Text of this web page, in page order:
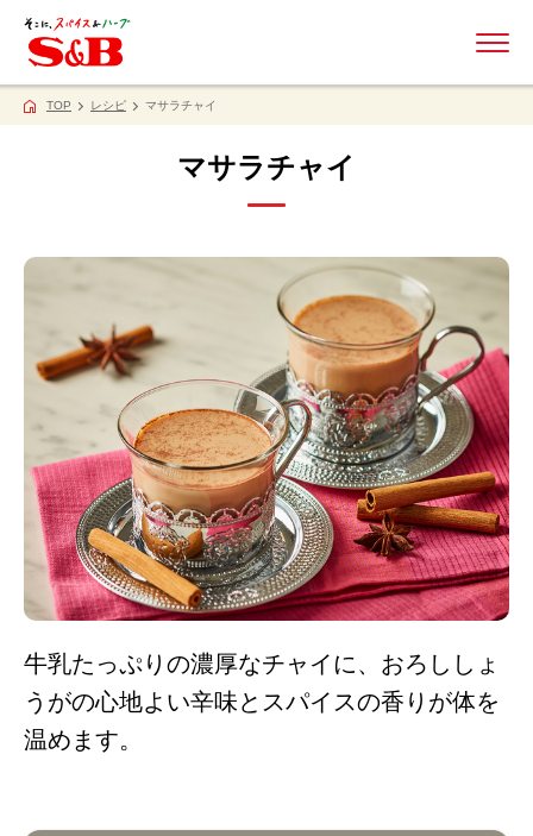
TOP レシピ マサラチャイ
マサラチャイ
牛乳たっぷりの濃厚なチャイに、おろししょ
うがの心地よい辛味とスパイスの香りが体を
温めます。